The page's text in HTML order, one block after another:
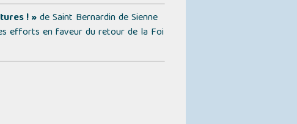
! »de Saint Bernardin de Sienne
efforts en faveur du retour de la Foi